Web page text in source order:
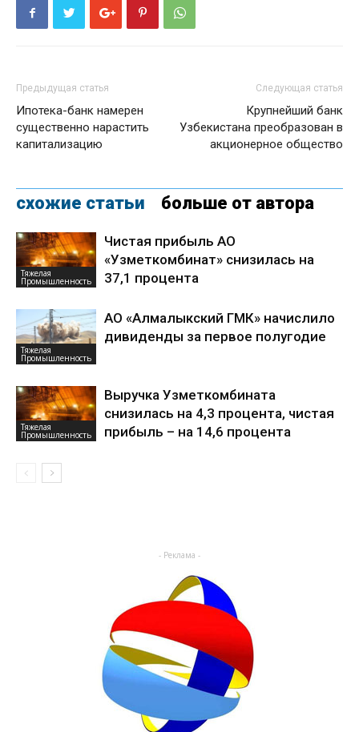
Предыдущая статья
Ипотека-банк намерен
существенно нарастить
капитализацию
Следующая статья
Крупнейший банк
Узбекистана преобразован в
акционерное общество
схожие статьи больше от автора
Тяжелая
Промышленность
Чистая прибыль АО
«Узметкомбинат» снизилась на
37,1 процента
Тяжелая
Промышленность
АО «Алмалыкский ГМК» начислило
дивиденды за первое полугодие
Тяжелая
Промышленность
Выручка Узметкомбината
снизилась на 4,3 процента, чистая
прибыль – на 14,6 процента
- Реклама -